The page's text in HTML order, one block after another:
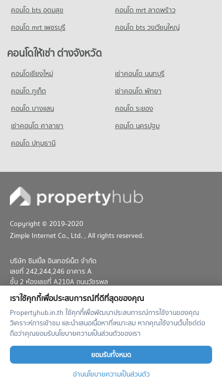
ขายคอนโด บิ๊กซี วงศ์สว่าง
มีคอนโดขาย 3,629 ประกาศ
คอนโด บิ๊กซี ติวานนท์
498 โครงการ
คอนโดให้เช่า บิ๊กซี ติวานนท์
ขายคอนโด บิ๊กซี ติวานนท์
มีคอนโดขาย 3,248 ประกาศ
คอนโดให้เช่า สำนักงานคณะกรรมการอาหารและยา
มีคอนโดให้เช่า 3,338 ประกาศ
มีคอนโดขาย 2,288 ประกาศ
คอนโด เกษตร
คอนโดให้เช่า เกษตร
มีคอนโดให้เช่า 11,230 ประกาศ
ขายคอนโด เกษตร
มีคอนโดขาย 4,391 ประกาศ
คอนโด แคราย
มีคอนโดให้เช่า 1,439 ประกาศ
ขายคอนโด แคราย
คอนโด bts อุดมสุข
คอนโด mrt ลาดพร้าว
คอนโด mrt เพชรบุรี
คอนโด bts วงเวียนใหญ่
คอนโดให้เช่า ต่างจังหวัด
คอนโดเชียงใหม่
เช่าคอนโด นนทบุรี
คอนโด ภูเก็ต
เช่าคอนโด พัทยา
คอนโด บางแสน
คอนโด ระยอง
เช่าคอนโด ศาลายา
คอนโด นครปฐม
คอนโด ปทุมธานี
Copyright © 2019-2020
Zimple Internet Co., Ltd. , All rights reserved.
บริษัท ซิมเปิ้ล อินเทอร์เน็ต จำกัด
เลขที่ 242,244,246 อาคาร A
ชั้น 2 ห้องเลขที่ A210A ถนนวัชรพล
แขวงท่าแร้ง เขตบางเขน กทม. 10230
02-026-3049
support@propertyhub.in.th
Term of Service
Privacy Policy Contact
Verified by
เราใช้คุกกี้เพื่อประสบการณ์ที่ดีที่สุดของคุณ
Propertyhub.in.th ใช้คุกกี้เพื่อพัฒนาประสบการณ์การใช้งานของคุณ
วิเคราะห์การเข้าชม และนำเสนอเนื้อหาที่เหมาะสม หากคุณใช้งานเว็บไซต์ต่อ
ถือว่าคุณยอมรับนโยบายความเป็นส่วนตัวของเรา
ยอมรับทั้งหมด
อ่านนโยบายความเป็นส่วนตัว